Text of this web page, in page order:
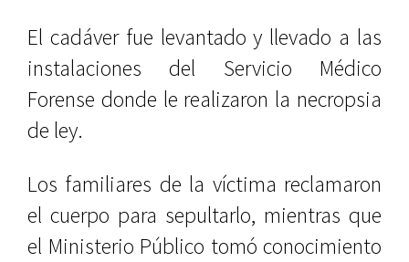
El cadáver fue levantado y llevado a las
instalaciones del Servicio Médico
Forense donde le realizaron la necropsia
de ley.
Los familiares de la víctima reclamaron
el cuerpo para sepultarlo, mientras que
el Ministerio Público tomó conocimiento